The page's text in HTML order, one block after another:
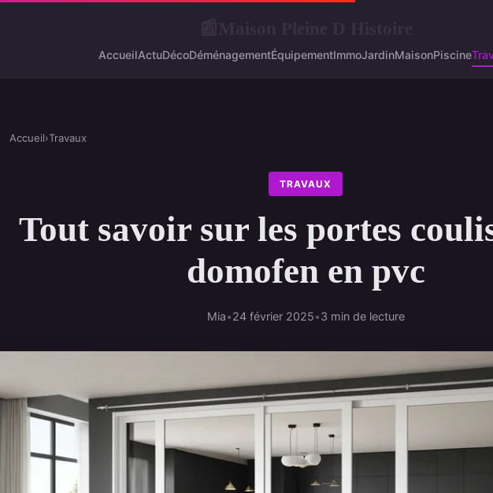
AccueilActuDécoDéménagementÉquipementImmoJardinMaisonPiscine
Accueil›Travaux
TRAVAUX
Tout savoir sur les portes
domofen en pvc
Mia•24 février 2025•3 min de lecture